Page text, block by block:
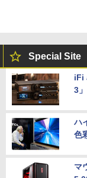
Special Site
iFi
3
ハ
色
マ